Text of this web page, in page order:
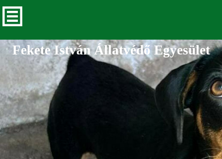
Fekete István Állatvédő Egyesület